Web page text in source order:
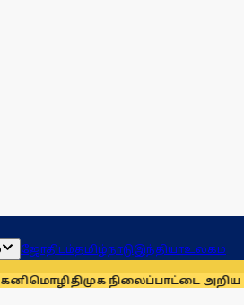
ஜோதிடம்தமிழ்நாடுஇந்தியாஉலகம்
திமுக நிலைப்பாட்டை அறிய